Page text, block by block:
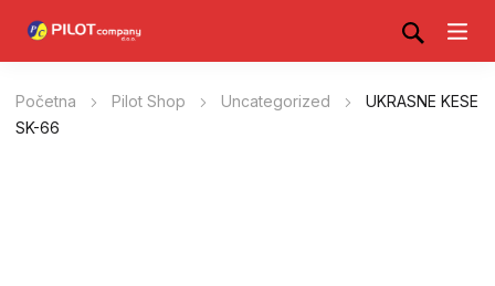
Početna Pilot Shop Uncategorized
UKRASNE KESE
SK-66